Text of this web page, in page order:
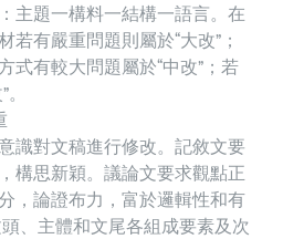
主題一構料一結構一語言。在
若有嚴重問題則屬於“大改”；
式有較大問題屬於“中改”；若
識對文稿進行修改。記敘文要
構思新穎。議論文要求觀點正
，論證布力，富於邏輯性和有
、主體和文尾各組成要素及次